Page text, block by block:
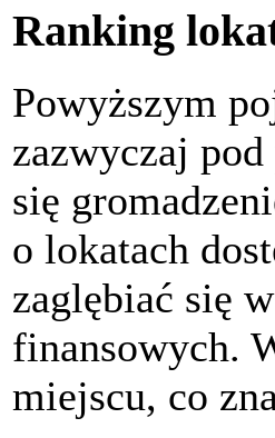
Ranking
Powyższym
zazwyczaj
się
o lokatach
zaglębiać się
finansowych.
miejscu, co